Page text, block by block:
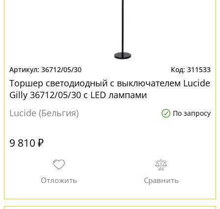
36712/05/30 311533
Торшер светодиодный с выключателем Lucide
Gilly 36712/05/30 с LED лампами
Lucide (Бельгия)
По запросу
9 810 ₽